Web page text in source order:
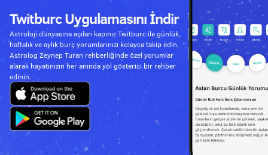
Twitburc Uygulamasını İndir
Astroloji dünyasına açılan kapınız Twitburc ile günlük,
haftalık ve aylık burç yorumlarınızı kolayca takip edin.
Astrolog Zeynep Turan rehberliğinde özel yorumlar
alarak hayatınızın her anında yol gösterici bir rehber
edinin.